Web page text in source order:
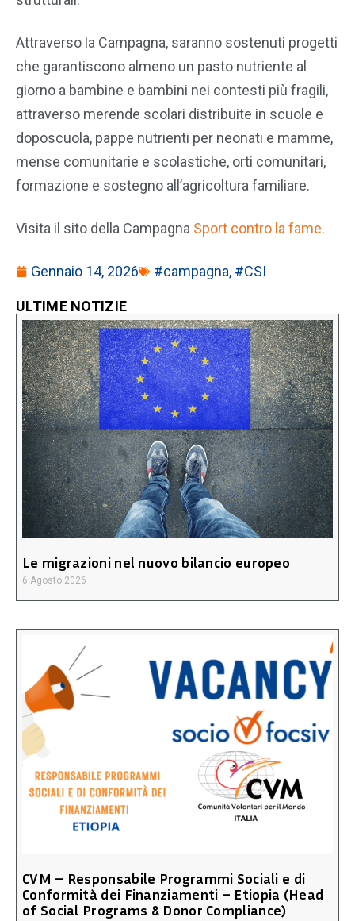
Attraverso la Campagna, saranno sostenuti progetti
che garantiscono almeno un pasto nutriente al
giorno a bambine e bambini nei contesti più fragili,
attraverso merende scolari distribuite in scuole e
doposcuola, pappe nutrienti per neonati e mamme,
mense comunitarie e scolastiche, orti comunitari,
formazione e sostegno all’agricoltura familiare.
Visita il sito della Campagna Sport contro la fame.
Gennaio 14, 2026 #campagna, #CSI
ULTIME NOTIZIE
Le migrazioni nel nuovo bilancio europeo
6 Agosto 2026
CVM – Responsabile Programmi Sociali e di
Conformità dei Finanziamenti – Etiopia (Head
of Social Programs & Donor Compliance)